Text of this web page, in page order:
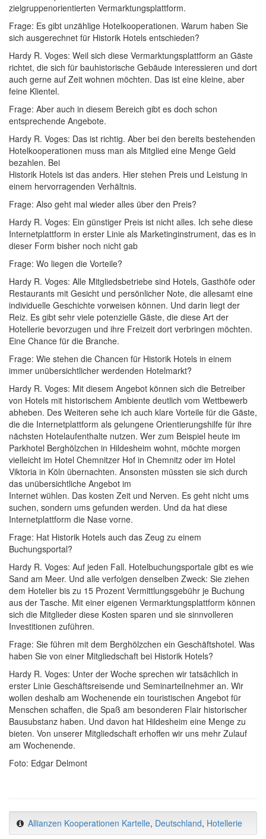
zielgruppenorientierten Vermarktungsplattform.
Frage: Es gibt unzählige Hotelkooperationen. Warum haben Sie
sich ausgerechnet für Historik Hotels entschieden?
Hardy R. Voges: Weil sich diese Vermarktungsplattform an Gäste
richtet, die sich für bauhistorische Gebäude interessieren und dort
auch gerne auf Zeit wohnen möchten. Das ist eine kleine, aber
feine Klientel.
Frage: Aber auch in diesem Bereich gibt es doch schon
entsprechende Angebote.
Hardy R. Voges: Das ist richtig. Aber bei den bereits bestehenden
Hotelkooperationen muss man als Mitglied eine Menge Geld
bezahlen. Bei
Historik Hotels ist das anders. Hier stehen Preis und Leistung in
einem hervorragenden Verhältnis.
Frage: Also geht mal wieder alles über den Preis?
Hardy R. Voges: Ein günstiger Preis ist nicht alles. Ich sehe diese
Internetplattform in erster Linie als Marketinginstrument, das es in
dieser Form bisher noch nicht gab
Frage: Wo liegen die Vorteile?
Hardy R. Voges: Alle Mitgliedsbetriebe sind Hotels, Gasthöfe oder
Restaurants mit Gesicht und persönlicher Note, die allesamt eine
individuelle Geschichte vorweisen können. Und darin liegt der
Reiz. Es gibt sehr viele potenzielle Gäste, die diese Art der
Hotellerie bevorzugen und ihre Freizeit dort verbringen möchten.
Eine Chance für die Branche.
Frage: Wie stehen die Chancen für Historik Hotels in einem
immer unübersichtlicher werdenden Hotelmarkt?
Hardy R. Voges: Mit diesem Angebot können sich die Betreiber
von Hotels mit historischem Ambiente deutlich vom Wettbewerb
abheben. Des Weiteren sehe ich auch klare Vorteile für die Gäste,
die die Internetplattform als gelungene Orientierungshilfe für ihre
nächsten Hotelaufenthalte nutzen. Wer zum Beispiel heute im
Parkhotel Berghölzchen in Hildesheim wohnt, möchte morgen
vielleicht im Hotel Chemnitzer Hof in Chemnitz oder im Hotel
Viktoria in Köln übernachten. Ansonsten müssten sie sich durch
das unübersichtliche Angebot im
Internet wühlen. Das kosten Zeit und Nerven. Es geht nicht ums
suchen, sondern ums gefunden werden. Und da hat diese
Internetplattform die Nase vorne.
Frage: Hat Historik Hotels auch das Zeug zu einem
Buchungsportal?
Hardy R. Voges: Auf jeden Fall. Hotelbuchungsportale gibt es wie
Sand am Meer. Und alle verfolgen denselben Zweck: Sie ziehen
dem Hotelier bis zu 15 Prozent Vermittlungsgebühr je Buchung
aus der Tasche. Mit einer eigenen Vermarktungsplattform können
sich die Mitglieder diese Kosten sparen und sie sinnvolleren
Investitionen zuführen.
Frage: Sie führen mit dem Berghölzchen ein Geschäftshotel. Was
haben Sie von einer Mitgliedschaft bei Historik Hotels?
Hardy R. Voges: Unter der Woche sprechen wir tatsächlich in
erster Linie Geschäftsreisende und Seminarteilnehmer an. Wir
wollen deshalb am Wochenende ein touristischen Angebot für
Menschen schaffen, die Spaß am besonderen Flair historischer
Bausubstanz haben. Und davon hat Hildesheim eine Menge zu
bieten. Von unserer Mitgliedschaft erhoffen wir uns mehr Zulauf
am Wochenende.
Foto: Edgar Delmont
Allianzen Kooperationen Kartelle, Deutschland, Hotellerie